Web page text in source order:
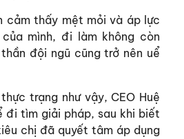
cảm thấy mệt mỏi và áp lực
mình, đi làm không còn
đội ngũ cũng trở nên uể
trạng như vậy, CEO Huệ
đi tìm giải pháp, sau khi biết
chị đã quyết tâm áp dụng